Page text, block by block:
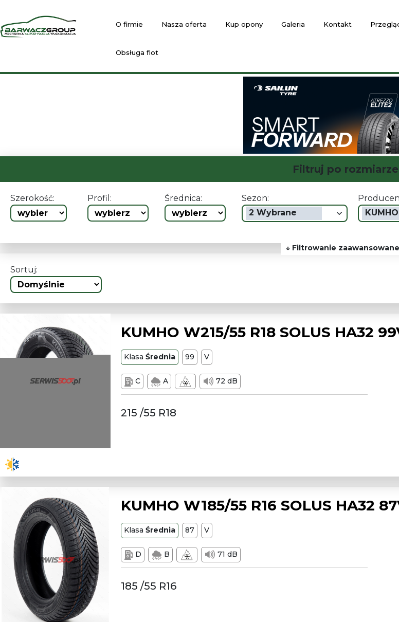
O firmie Nasza oferta Kup opony Galeria Kontakt
Obsługa flot
Filtruj po rozmiarze
Szerokość: Profil: Średnica:
Sezon:
2 Wybrane
KUMHO
↓ Filtrowanie
Sortuj:
KUMHO W215/55 R18 SOLUS HA32
Klasa Średnia 99 V
C A 72 dB
215 /55 R18
KUMHO W185/55 R16 SOLUS HA32
Klasa Średnia 87 V
D B 71 dB
185 /55 R16